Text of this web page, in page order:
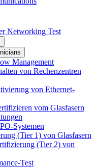
Networking Test
Management
von Rechenzentren
von Ethernet-
vom Glasfasern
Systemen
(Tier 1) von Glasfasern
(Tier 2) von
Test